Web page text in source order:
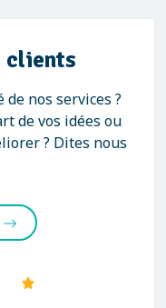
clients
nos services ?
de vos idées ou
? Dites nous